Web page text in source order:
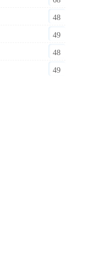
48
49
48
49